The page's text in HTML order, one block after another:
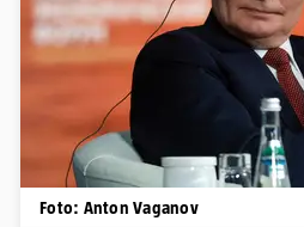
Foto: Anton Vaganov